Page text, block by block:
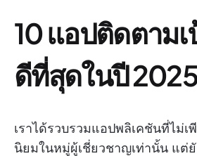
10 แอปติดตาม
ดีที่สุดในปี
เราได้รวบรวมแอปพลิเคชันที่ไม่เ
นิยมในหมู่ผู้เชี่ยวชาญเท่านั้น แต่